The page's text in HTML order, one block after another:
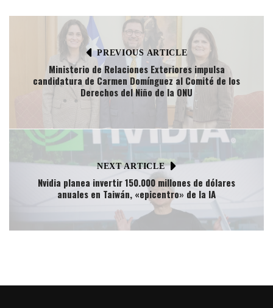
PREVIOUS ARTICLE
Ministerio de Relaciones Exteriores impulsa
candidatura de Carmen Domínguez al Comité de los
Derechos del Niño de la ONU
NEXT ARTICLE
Nvidia planea invertir 150.000 millones de dólares
anuales en Taiwán, «epicentro» de la IA​